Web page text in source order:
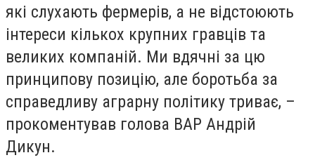
які слухають фермерів, а не відстоюють
інтереси кількох крупних гравців та
великих компаній. Ми вдячні за цю
принципову позицію, але боротьба за
справедливу аграрну політику триває, –
прокоментував голова ВАР Андрій
Дикун.